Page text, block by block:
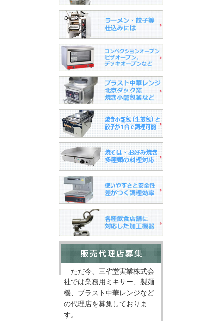
ただ今、三省堂実業株式会
社では業務用ミキサー、製麺
機、ブラスト中華レンジなど
の代理店を募集しておりま
す。